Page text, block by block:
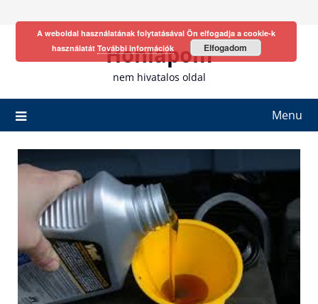
Honlapom
nem hivatalos oldal
Menu
A weboldal használatának folytatásával Ön elfogadja a cookie-k
használatát További információk Elfogadom